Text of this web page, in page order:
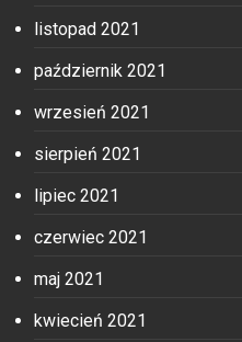
listopad 2021
październik 2021
wrzesień 2021
sierpień 2021
lipiec 2021
czerwiec 2021
maj 2021
kwiecień 2021